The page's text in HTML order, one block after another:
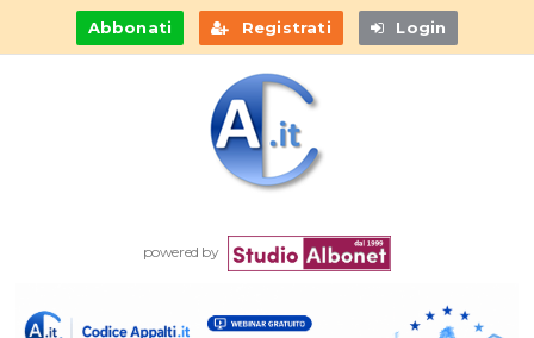
Abbonati Registrati Login
powered by